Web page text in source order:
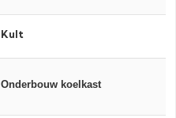
Kult
Onderbouw koelkast